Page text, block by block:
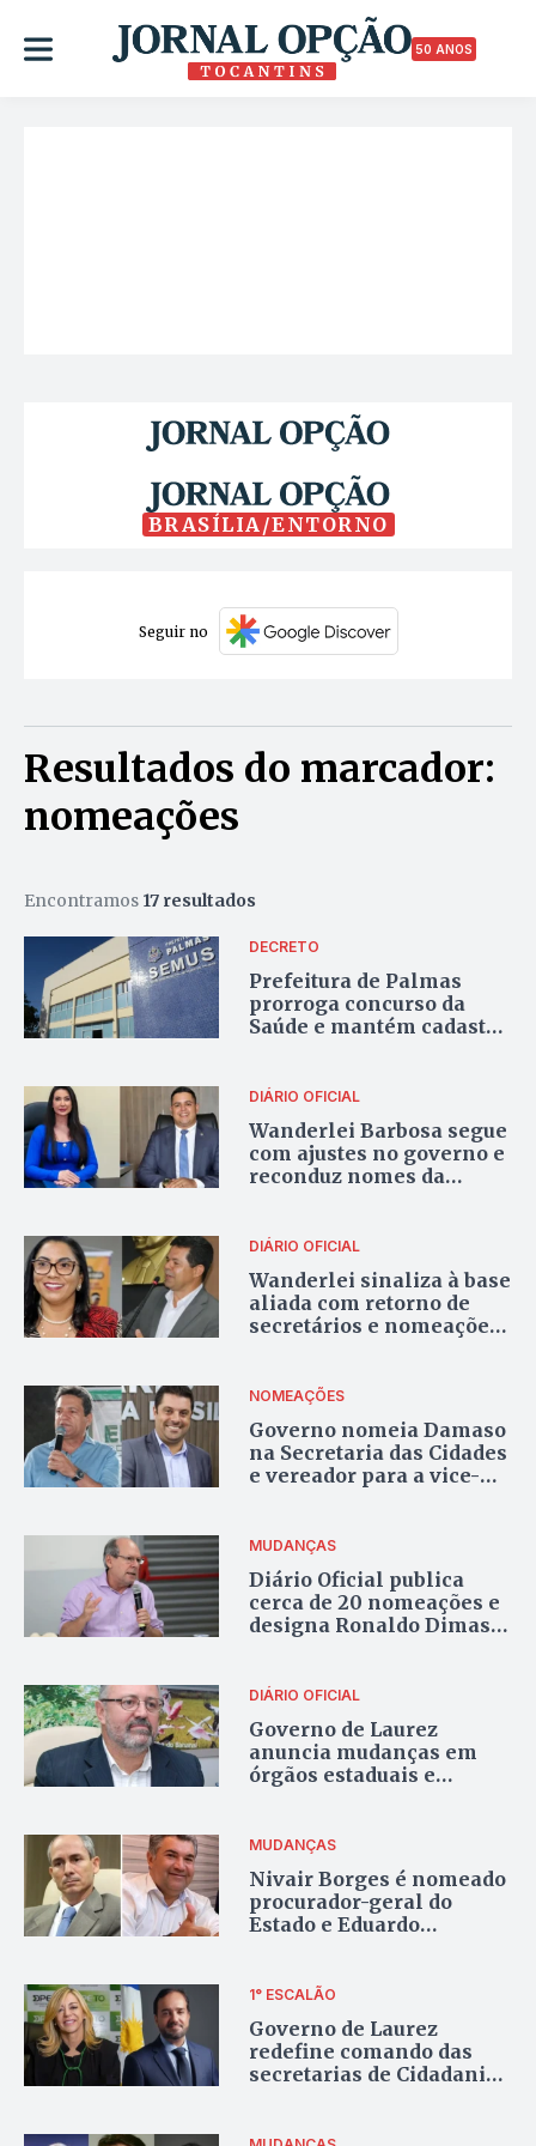
50 ANOS
BRASÍLIA/ENTORNO
Seguir no
Resultados do marcador:
nomeações
Encontramos 17 resultados
DECRETO
Prefeitura de Palmas
prorroga concurso da
Saúde e mantém cadastro
DIÁRIO OFICIAL
Wanderlei Barbosa segue
com ajustes no governo e
reconduz nomes da
DIÁRIO OFICIAL
Wanderlei sinaliza à base
aliada com retorno de
secretários e nomeações
NOMEAÇÕES
Governo nomeia Damaso
na Secretaria das Cidades
e vereador para a vice-
MUDANÇAS
Diário Oficial publica
cerca de 20 nomeações e
designa Ronaldo Dimas
das Cidades
DIÁRIO OFICIAL
Governo de Laurez
anuncia mudanças em
órgãos estaduais e
MUDANÇAS
Nivair Borges é nomeado
procurador-geral do
Estado e Eduardo
1° ESCALÃO
Governo de Laurez
redefine comando das
secretarias de Cidadania,